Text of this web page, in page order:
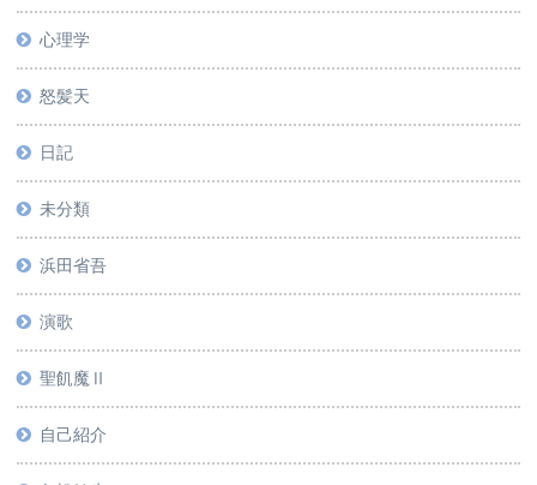
心理学
怒髪天
日記
未分類
浜田省吾
演歌
聖飢魔Ⅱ
自己紹介